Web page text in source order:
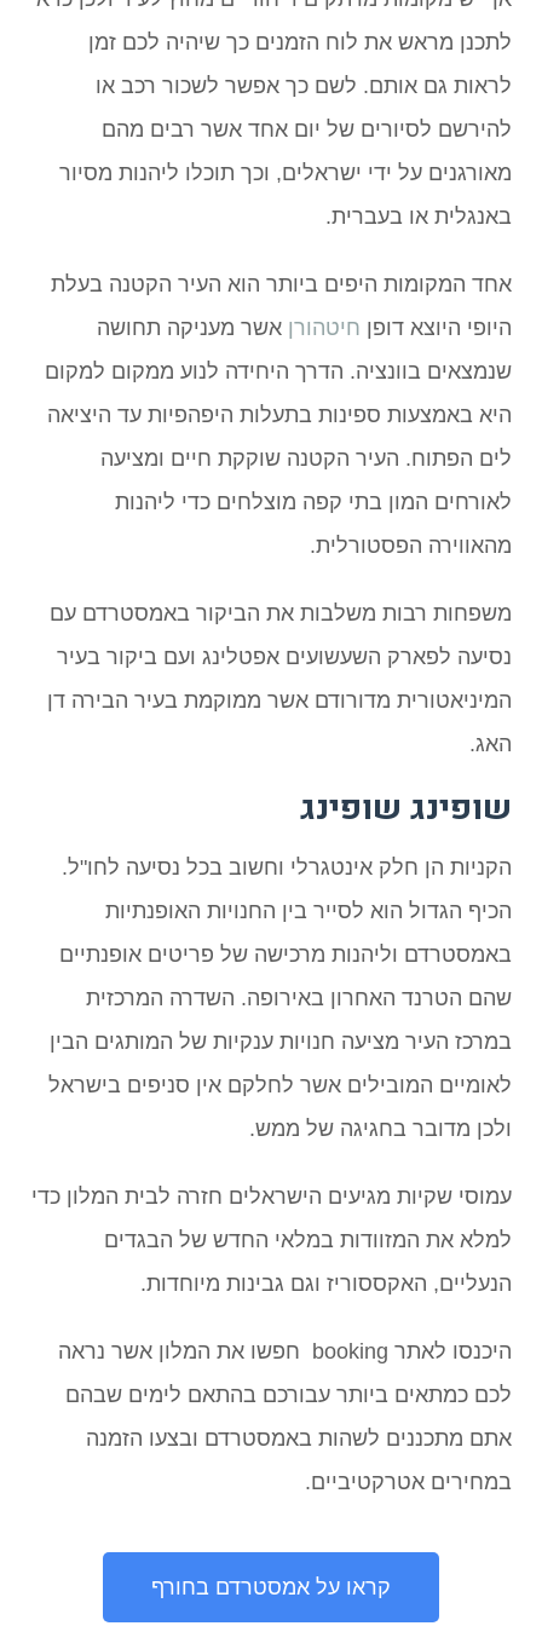
לתכנן מראש את לוח הזמנים כך שיהיה לכם זמן
לראות גם אותם. לשם כך אפשר לשכור רכב או
להירשם לסיורים של יום אחד אשר רבים מהם
מאורגנים על ידי ישראלים, וכך תוכלו ליהנות מסיור
באנגלית או בעברית.
אחד המקומות היפים ביותר הוא העיר הקטנה בעלת
היופי היוצא דופן חיטהורן אשר מעניקה תחושה
שנמצאים בוונציה. הדרך היחידה לנוע ממקום למקום
היא באמצעות ספינות בתעלות היפהפיות עד היציאה
לים הפתוח. העיר הקטנה שוקקת חיים ומציעה
לאורחים המון בתי קפה מוצלחים כדי ליהנות
מהאווירה הפסטורלית.
משפחות רבות משלבות את הביקור באמסטרדם עם
נסיעה לפארק השעשועים אפטלינג ועם ביקור בעיר
המיניאטורית מדורודם אשר ממוקמת בעיר הבירה דן
האג.
שופינג שופינג
הקניות הן חלק אינטגרלי וחשוב בכל נסיעה לחו"ל.
הכיף הגדול הוא לסייר בין החנויות האופנתיות
באמסטרדם וליהנות מרכישה של פריטים אופנתיים
שהם הטרנד האחרון באירופה. השדרה המרכזית
במרכז העיר מציעה חנויות ענקיות של המותגים הבין
לאומיים המובילים אשר לחלקם אין סניפים בישראל
ולכן מדובר בחגיגה של ממש.
עמוסי שקיות מגיעים הישראלים חזרה לבית המלון כדי
למלא את המזוודות במלאי החדש של הבגדים
הנעליים, האקססוריז וגם גבינות מיוחדות.
היכנסו לאתר booking חפשו את המלון אשר נראה
לכם כמתאים ביותר עבורכם בהתאם לימים שבהם
אתם מתכננים לשהות באמסטרדם ובצעו הזמנה
במחירים אטרקטיביים.
קראו על אמסטרדם בחורף